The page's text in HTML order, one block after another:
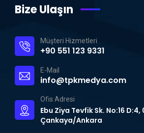
Bize Ulaşın
Müşteri Hizmetleri
+90 551 123 9331
E-Mail
info@tpkmedya.com
Ofis Adresi
Ebu Ziya Tevfik Sk. No:16
Çankaya/Ankara